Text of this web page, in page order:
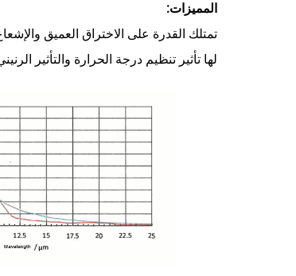
المميزات:
تمتلك القدرة على الاختراق العميق
لها تأثير تنظيم درجة الحرارة والتأثير